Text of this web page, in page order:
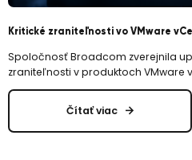
Kritické zraniteľnosti vo VMware
Spoločnosť Broadcom zverejnila
zraniteľnosti v produktoch VMware
Čítať viac